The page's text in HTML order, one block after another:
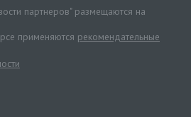
партнеров" размещаются на
применяются рекомендательные